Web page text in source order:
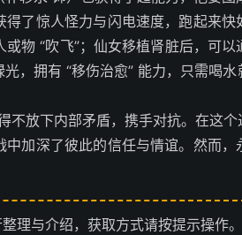
了惊人怪力与闪电速度，跑起来
物 “吹飞”；仙女移植肾脏后，可
，拥有 “移伤治愈” 能力，只需喝
不放下内部矛盾，携手对抗。在这
加深了彼此的信任与情谊。然而
理与介绍，获取方式请按提示操作。